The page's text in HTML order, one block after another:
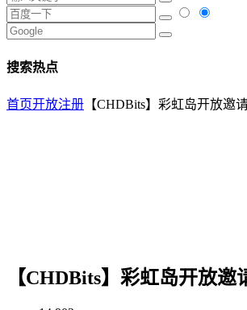
搜索热点
首页开放注册 【CHDBits】彩虹岛开放邀
【CHDBits】彩虹岛开放邀